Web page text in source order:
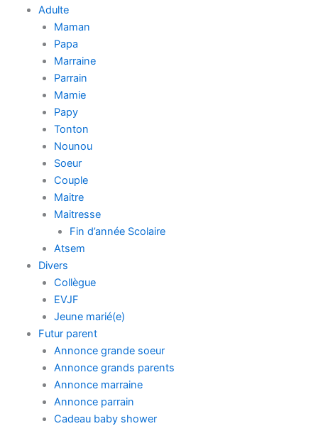
Adulte
Maman
Papa
Marraine
Parrain
Mamie
Papy
Tonton
Nounou
Soeur
Couple
Maitre
Maitresse
Fin d’année Scolaire
Atsem
Divers
Collègue
EVJF
Jeune marié(e)
Futur parent
Annonce grande soeur
Annonce grands parents
Annonce marraine
Annonce parrain
Cadeau baby shower